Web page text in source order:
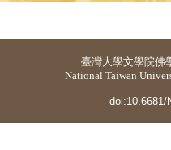
臺灣大學文學院佛
National Taiwan
doi:10.6681/